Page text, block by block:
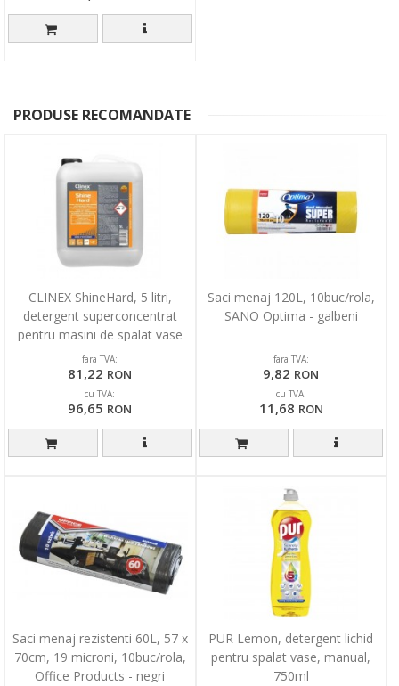
PRODUSE RECOMANDATE
CLINEX ShineHard, 5 litri,
detergent superconcentrat
pentru masini de spalat vase
profesionale
fara TVA:
81,22 RON
cu TVA:
96,65 RON
Saci menaj 120L, 10buc/rola,
SANO Optima - galbeni
fara TVA:
9,82 RON
cu TVA:
11,68 RON
Saci menaj rezistenti 60L, 57 x
70cm, 19 microni, 10buc/rola,
Office Products - negri
PUR Lemon, detergent lichid
pentru spalat vase, manual,
750ml